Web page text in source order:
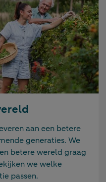
aan een betere
generaties. We
betere wereld graag
we welke
passen.